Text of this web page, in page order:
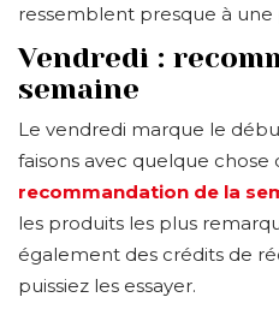
ressemblent presque à
Vendredi :
semaine
Le vendredi marque le
faisons avec quelque chose
recommandation de la
les produits les plus
également des crédits de
puissiez les essayer.